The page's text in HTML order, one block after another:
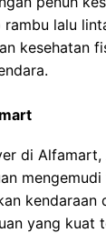
lalu
kesehatan
di Alfamart,
kendaraan
yang kuat